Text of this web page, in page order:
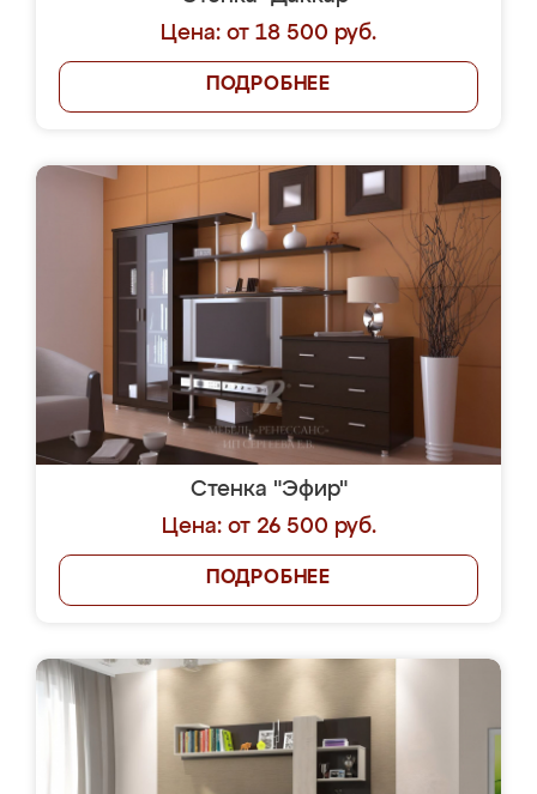
Цена: от 18 500 руб.
ПОДРОБНЕЕ
Стенка "Эфир"
Цена: от 26 500 руб.
ПОДРОБНЕЕ